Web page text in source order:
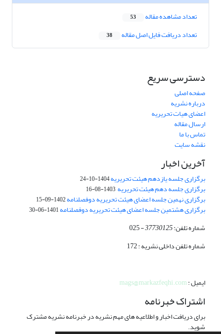
تعداد مشاهده مقاله 53
تعداد دریافت فایل اصل مقاله 38
دسترسی سریع
صفحه اصلی
درباره نشریه
اعضای هیات تحریریه
ارسال مقاله
تماس با ما
نقشه سایت
آخرین اخبار
برگزاری جلسه یازدهم هیئت تحریریه1404-10-24
برگزاری جلسه دهم هیئت تحریریه 1403-08-16
برگزاری نهمین جلسه اعضای هیئت تحریریه دوفصلنامه1402-09-15
برگزاری هشتمین جلسه اعضای هیئت تحریریه دوفصلنامه1401-06-30
شماره تلفن:37730125
- 025
شماره تلفن داخلی نشریه : 172
ایمیل :mags@markazfeqhi.com
اشتراک خبرنامه
برای دریافت اخبار و اطلاعیه های مهم نشریه در خبرنامه نشریه مشترک
شوید.